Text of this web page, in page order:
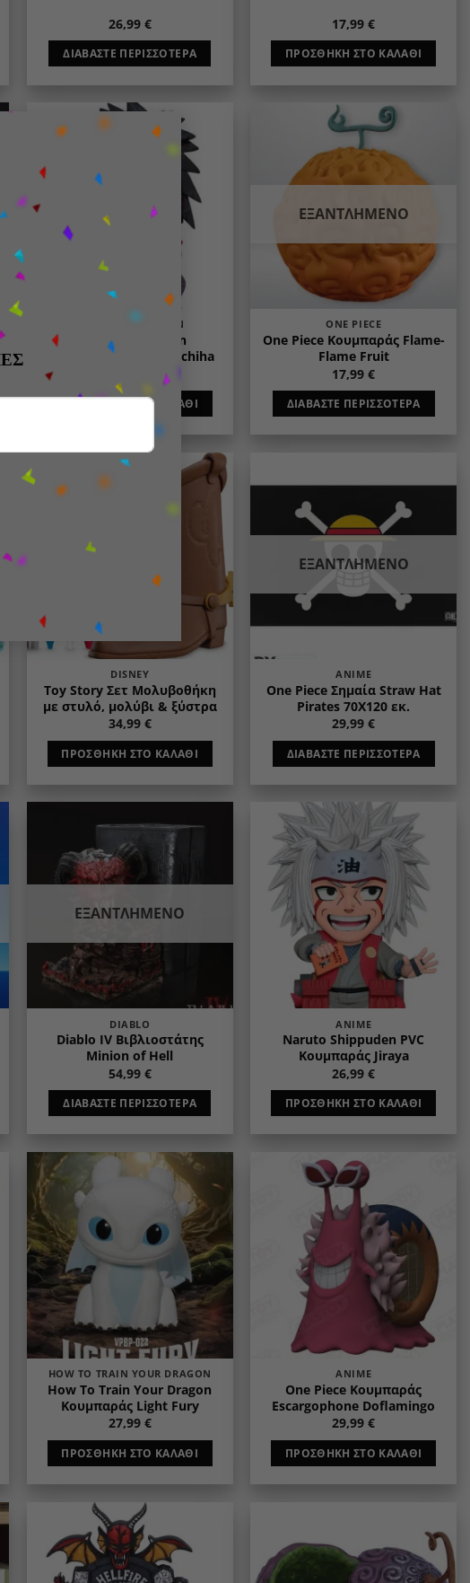
×
26,99 €
ΔΙΑΒΆΣΤΕ ΠΕΡΙΣΣΌΤΕΡΑ
17,99€
ΠΡΟΣΘΉΚΗ ΣΤΟ ΚΑΛΆΘΙ
Add to
wishlist
NARUTO SHIPPUDEN
Naruto Shippuden
Κουμπαράς Madara Uchiha
ΠΡΟΣΘΉΚΗ ΣΤΟ ΚΑΛΆΘΙ
wishlist
ΕΞΑΝΤΛΗΜΈΝΟ
ONE PIECE
One Piece Κουμπαράς Flame-
Flame Fruit
17,99€
ΔΙΑΒΆΣΤΕ ΠΕΡΙΣΣΌΤΕΡΑ
DISNEY
Toy Story Σετ Μολυβοθήκη
με στυλό, μολύβι & ξύστρα
34,99 €
ΠΡΟΣΘΉΚΗ ΣΤΟ ΚΑΛΆΘΙ
Add to
wishlist
ΕΞΑΝΤΛΗΜΈΝΟ
ANIME
One Piece Σημαία Straw Hat
Pirates 70X120 εκ.
29,99€
ΔΙΑΒΆΣΤΕ ΠΕΡΙΣΣΌΤΕΡΑ
ΕΞΑΝΤΛΗΜΈΝΟ
DIABLO
Diablo IV Βιβλιοστάτης
Minion of Hell
54,99 €
ΔΙΑΒΆΣΤΕ ΠΕΡΙΣΣΌΤΕΡΑ
Add to
wishlist
ANIME
Naruto Shippuden PVC
Κουμπαράς Jiraya
26,99€
ΠΡΟΣΘΉΚΗ ΣΤΟ ΚΑΛΆΘΙ
Add to
wishlist
HOW TO TRAIN YOUR DRAGON
How To Train Your Dragon
Κουμπαράς Light Fury
27,99 €
ΠΡΟΣΘΉΚΗ ΣΤΟ ΚΑΛΆΘΙ
wishlist
ANIME
One Piece Κουμπαράς
Escargophone Doflamingo
29,99€
ΠΡΟΣΘΉΚΗ ΣΤΟ ΚΑΛΆΘΙ
Add to
Add to
wishlist